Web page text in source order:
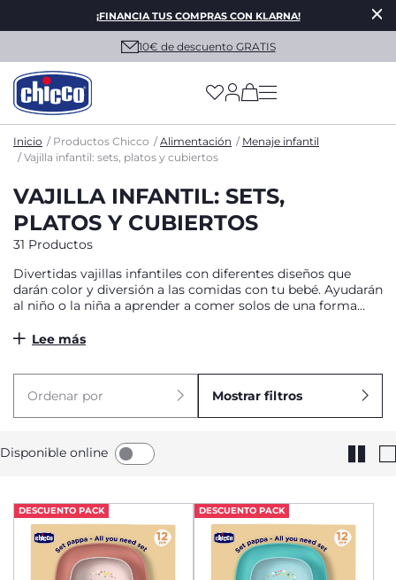
¡FINANCIA TUS COMPRAS CON KLARNA!
10€ de descuento GRATIS
(has more options
Inicio Productos Chicco Alimentación
Menaje infantil
Vajilla infantil: sets, platos y cubiertos
VAJILLA INFANTIL: SETS,
PLATOS Y CUBIERTOS
31 Productos
Divertidas vajillas infantiles con diferentes diseños que
darán color y diversión a las comidas con tu bebé. Ayudarán
al niño o la niña a aprender a comer solos de una forma
Lee más
Ordenar por Mostrar filtros
Disponible online
DESCUENTO PACK DESCUENTO PACK